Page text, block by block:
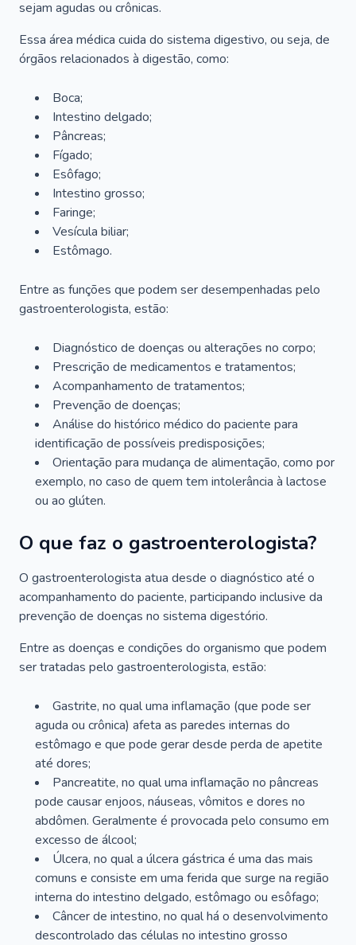
sejam agudas ou crônicas.
Essa área médica cuida do sistema digestivo, ou seja, de
órgãos relacionados à digestão, como:
Boca;
Intestino delgado;
Pâncreas;
Fígado;
Esôfago;
Intestino grosso;
Faringe;
Vesícula biliar;
Estômago.
Entre as funções que podem ser desempenhadas pelo
gastroenterologista, estão:
Diagnóstico de doenças ou alterações no corpo;
Prescrição de medicamentos e tratamentos;
Acompanhamento de tratamentos;
Prevenção de doenças;
Análise do histórico médico do paciente para
identificação de possíveis predisposições;
Orientação para mudança de alimentação, como por
exemplo, no caso de quem tem intolerância à lactose
ou ao glúten.
O que faz o gastroenterologista?
O gastroenterologista atua desde o diagnóstico até o
acompanhamento do paciente, participando inclusive da
prevenção de doenças no sistema digestório.
Entre as doenças e condições do organismo que podem
ser tratadas pelo gastroenterologista, estão:
Gastrite, no qual uma inflamação (que pode ser
aguda ou crônica) afeta as paredes internas do
estômago e que pode gerar desde perda de apetite
até dores;
Pancreatite, no qual uma inflamação no pâncreas
pode causar enjoos, náuseas, vômitos e dores no
abdômen. Geralmente é provocada pelo consumo em
excesso de álcool;
Úlcera, no qual a úlcera gástrica é uma das mais
comuns e consiste em uma ferida que surge na região
interna do intestino delgado, estômago ou esôfago;
Câncer de intestino, no qual há o desenvolvimento
descontrolado das células no intestino grosso